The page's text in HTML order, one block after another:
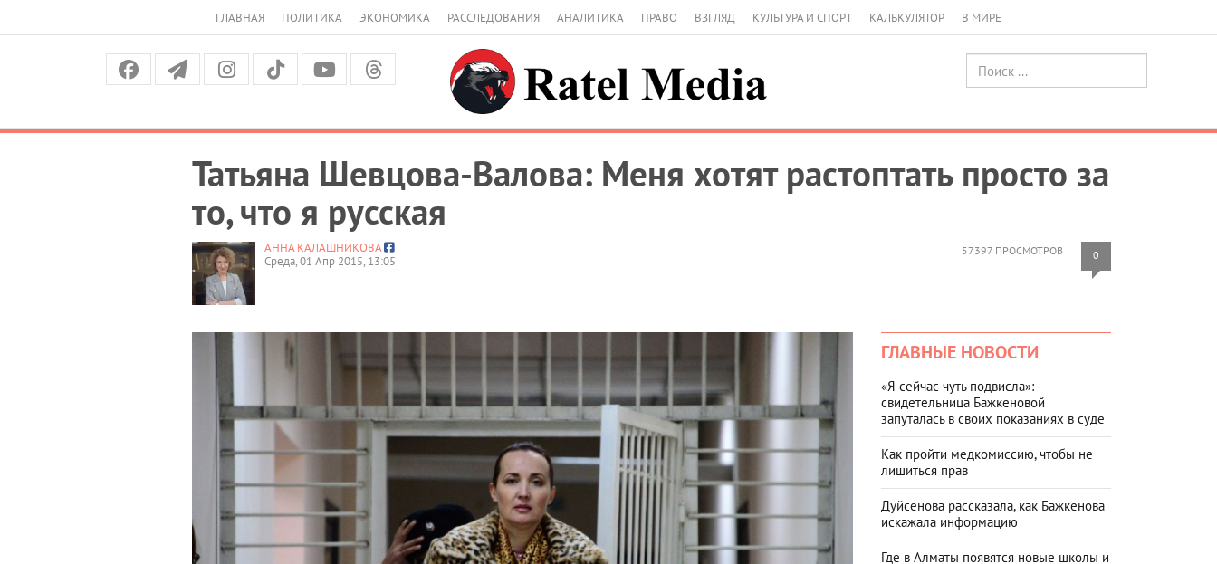
ГЛАВНАЯ ПОЛИТИКА ЭКОНОМИКА РАССЛЕДОВАНИЯ АНАЛИТИКА ПРАВО ВЗГЛЯД КУЛЬТУРА И СПОРТ КАЛЬКУЛЯТОР В МИРЕ
Татьяна Шевцова-Валова: Меня хотят растоптать просто за
то, что я русская
57397 ПРОСМОТРОВ 0
АННА КАЛАШНИКОВА
Среда, 01 Апр 2015, 13:05
ГЛАВНЫЕ НОВОСТИ
«Я сейчас чуть подвисла»:
свидетельница Бажкеновой
запуталась в своих показаниях в суде
Как пройти медкомиссию, чтобы не
лишиться прав
Дуйсенова рассказала, как Бажкенова
искажала информацию
Где в Алматы появятся новые школы и